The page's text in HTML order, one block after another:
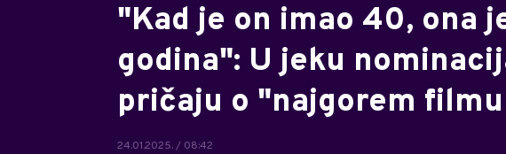
"Kad je on imao 40, ona
godina": U jeku
pričaju o "najgorem
24.01.2025. / 08:42